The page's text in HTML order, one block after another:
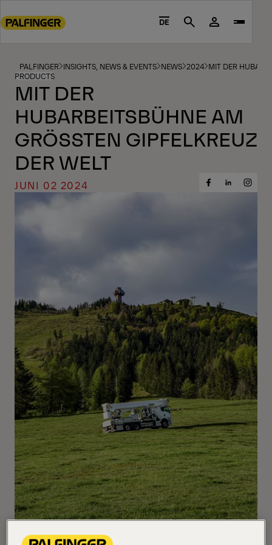
to
footer
content
DE Search
PALFINGER INSIGHTS, NEWS & EVENTS NEWS 2024 MIT DER
PRODUCTS
MIT DER
HUBARBEITSBÜHNE AM
GRÖSSTEN GIPFELKREUZ D
ER WELT
JUNI 02 2024
ShareShareShare